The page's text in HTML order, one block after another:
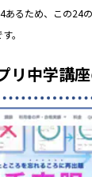
あるため、この24
。
リ中学講